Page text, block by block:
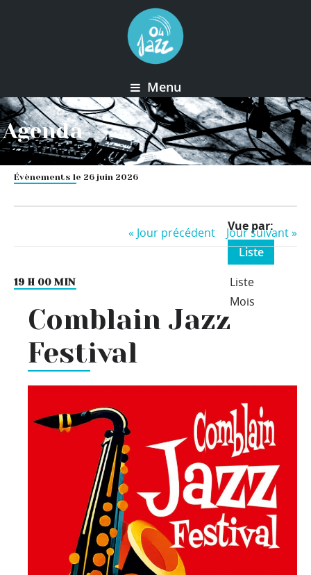
Menu
Agenda
Évènements le 26 juin 2026
Event
Views
Navigation
Vue par
Liste
Liste
Mois
« Jour précédent Jour suivant»
19 H 00 MIN
Comblain Jazz
Festival